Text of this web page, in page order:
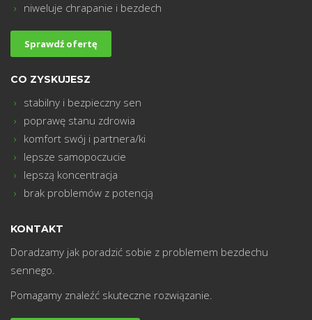
niweluje chrapanie i bezdech
Sprawdź ofertę
CO ZYSKUJESZ
stabilny i bezpieczny sen
poprawę stanu zdrowia
komfort swój i partnera/ki
lepsze samopoczucie
lepszą koncentracja
brak problemów z potencją
KONTAKT
Doradzamy jak poradzić sobie z problemem bezdechu
sennego.
Pomagamy znaleźć skuteczne rozwiązanie.